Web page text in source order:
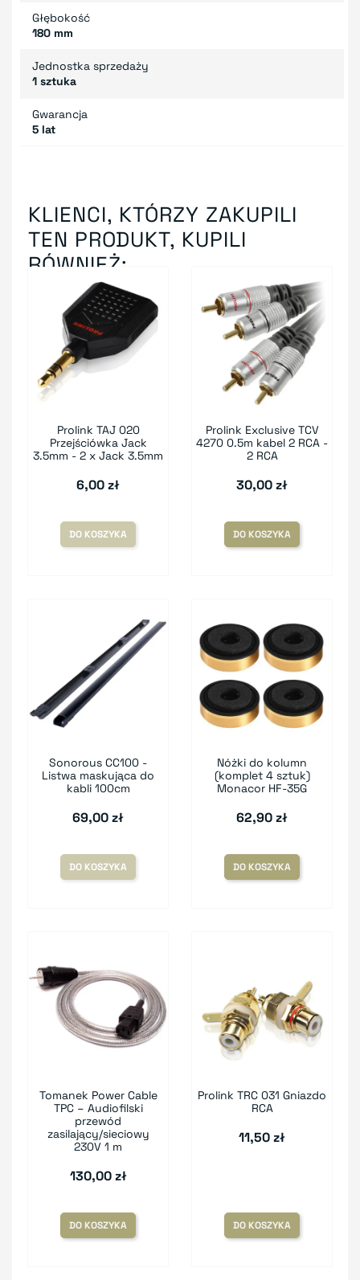
Głębokość
180 mm
Jednostka sprzedaży
1 sztuka
Gwarancja
5 lat
KLIENCI, KTÓRZY ZAKUPILI
TEN PRODUKT, KUPILI
RÓWNIEŻ:
Prolink TAJ 020
Przejściówka Jack
3.5mm - 2 x Jack 3.5mm
6,00 zł
DO KOSZYKA
Prolink Exclusive TCV
4270 0.5m kabel 2 RCA -
2 RCA
30,00 zł
DO KOSZYKA
Sonorous CC100 -
Listwa maskująca do
kabli 100cm
69,00 zł
DO KOSZYKA
Nóżki do kolumn
(komplet 4 sztuk)
Monacor HF-35G
62,90 zł
DO KOSZYKA
Tomanek Power Cable
TPC – Audiofilski
przewód
zasilający/sieciowy
230V 1 m
130,00 zł
DO KOSZYKA
Prolink TRC 031 Gniazdo
RCA
11,50 zł
DO KOSZYKA